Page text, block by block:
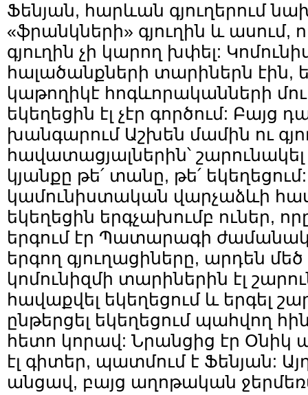
Ֆենյան, հարևան գյուղերում
«ֆրանկների» գյուղին և ասում,
գյուղին չի կարող խփել:
հալածանքների տարիներն էին,
կաթողիկէ հոգևորականների
եկեղեցին էլ չէր գործում: Բայց
խանգարում Աշխեն մամին ու
հավատացյալներին՝
կյանքը թե՛ տանը, թե՛
կամունիստական վարչաձևի
եկեղեցին երգչախումբ ուներ,
երգում էր Պատարագի
երգող գյուղացիները, արդեն
կոմունիզմի տարիներին էլ
հավաքվել եկեղեցում և երգել
ընթերցել եկեղեցում պահվող
հետո կորավ: Նրանցից էր
էլ գիտեր, պատմում է Ֆենյան:
անցավ, բայց աղոթական